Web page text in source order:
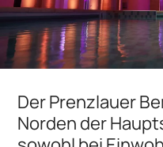
Der Prenzlauer
Norden der